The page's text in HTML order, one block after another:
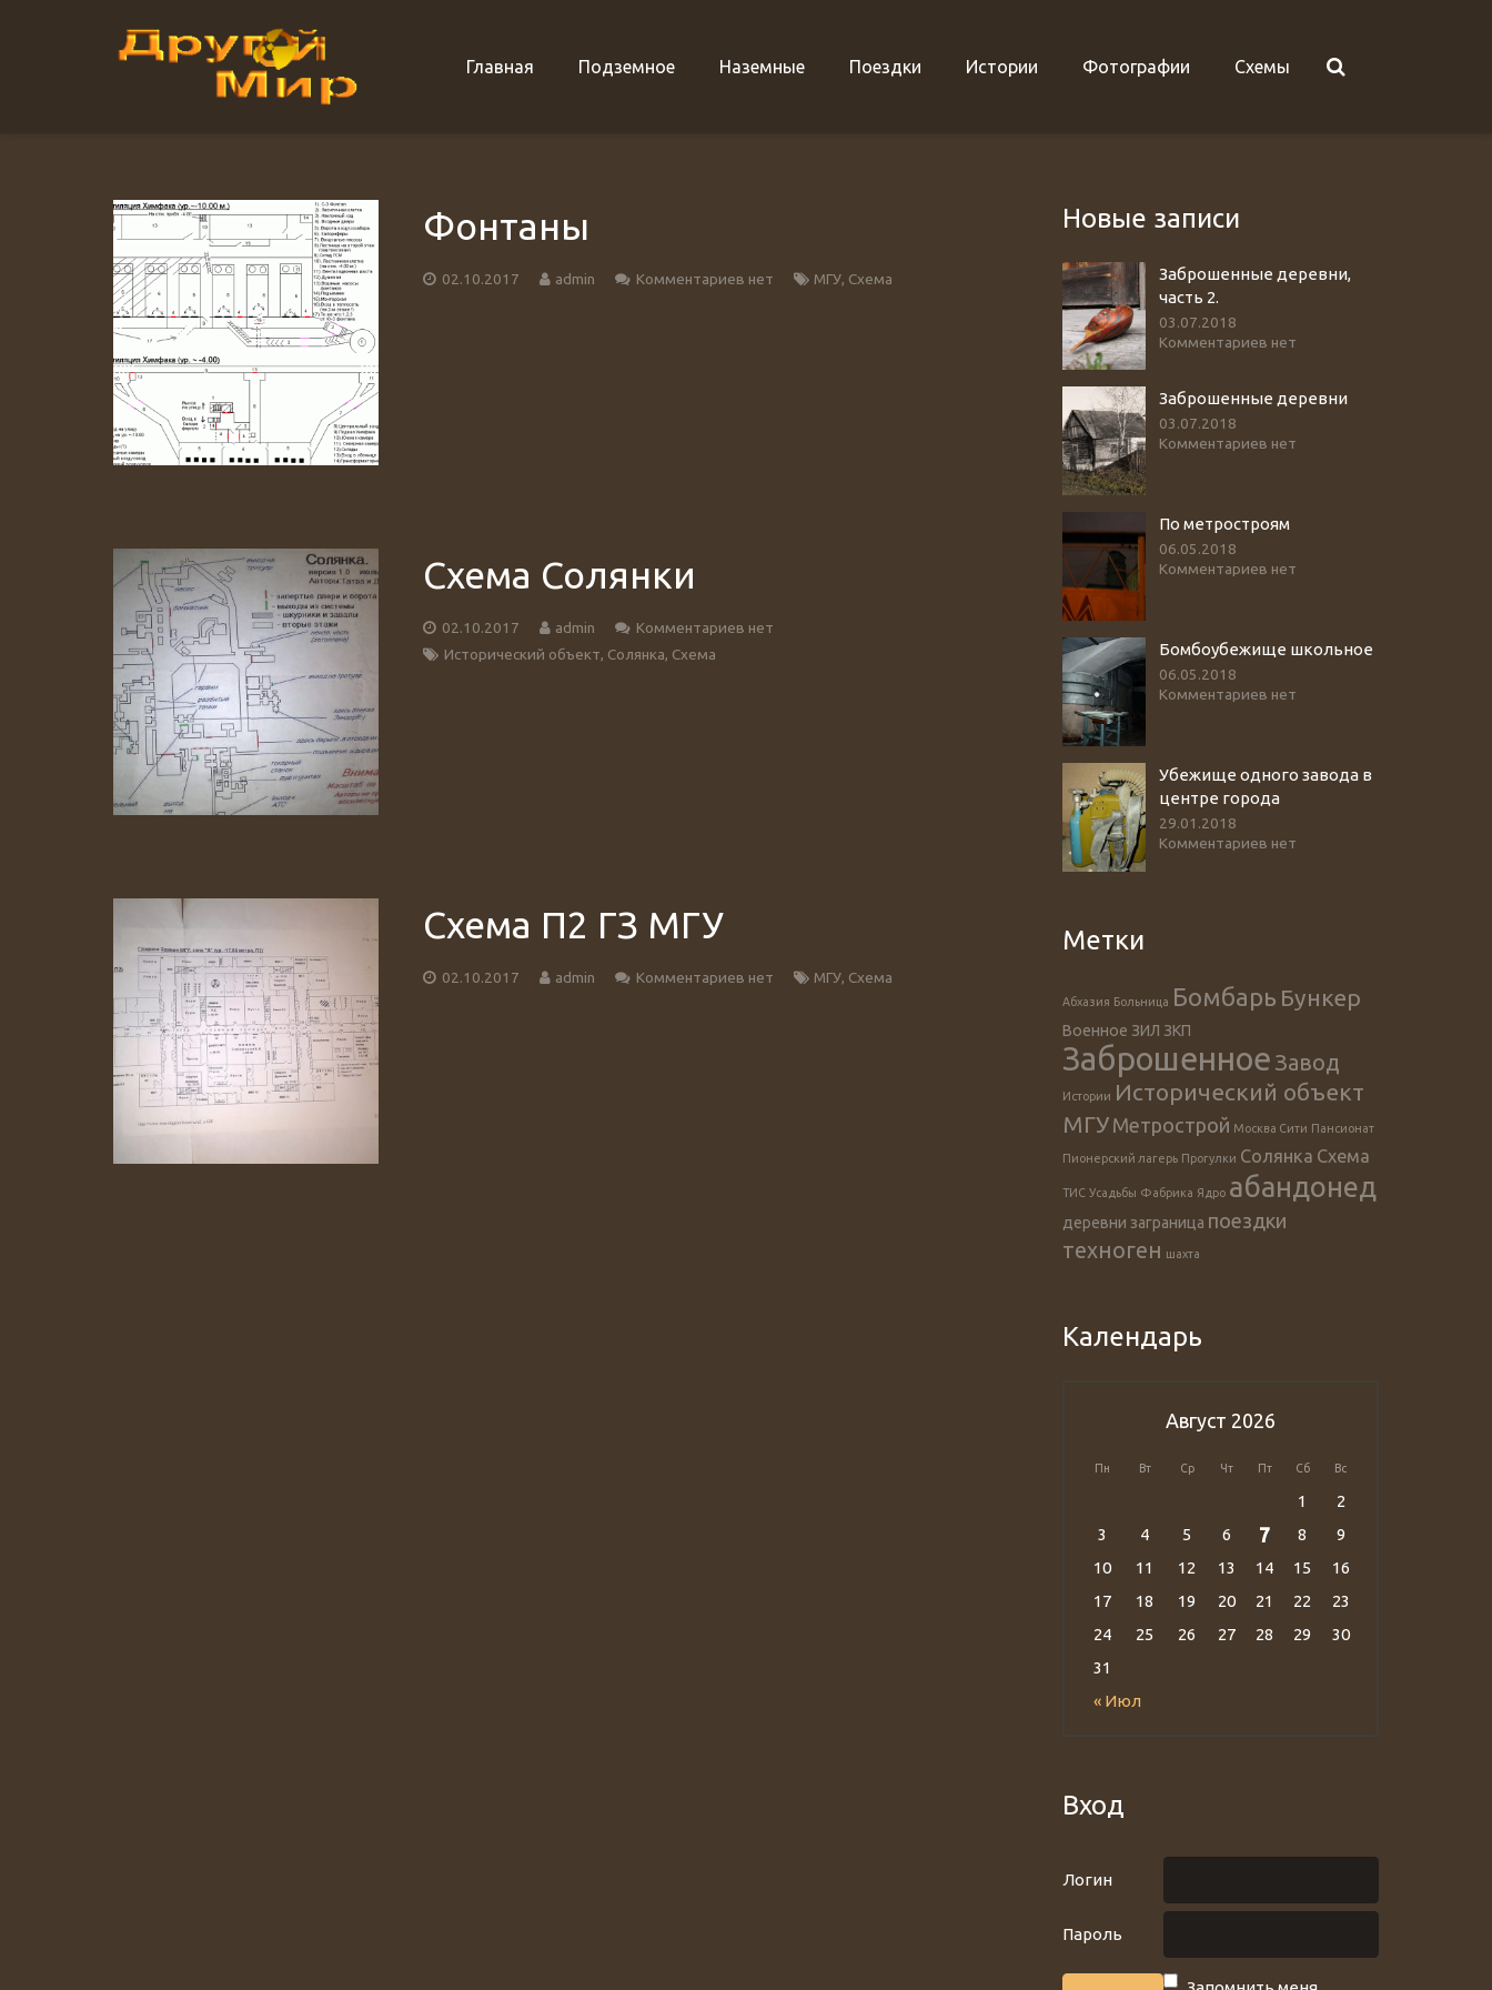
Главная Подземное Наземные Поездки Истории Фотографии Схемы
Фонтаны
02.10.2017 admin Комментариев нет МГУ, Схема
Схема Солянки
02.10.2017 admin
Комментариев нет
Исторический объект, Солянка, Схема
Схема П2 ГЗ МГУ
02.10.2017 admin Комментариев нет МГУ, Схема
Новые записи
Заброшенные деревни,
часть 2.
03.07.2018
Комментариев нет
Заброшенные деревни
03.07.2018
Комментариев нет
По метростроям
06.05.2018
Комментариев нет
Бомбоубежище школьное
06.05.2018
Комментариев нет
Убежище одного завода в
центре города
29.01.2018
Комментариев нет
Метки
Абхазия Больница Бомбарь Бункер
Военное ЗИЛ ЗКП
Заброшенное Завод
Истории Исторический объект
МГУ Метрострой Москва Сити Пансионат
Пионерский лагерь Прогулки Солянка Схема
ТИС Усадьбы Фабрика Ядро абандонед
деревни заграница поездки
техноген шахта
Календарь
Август 2026
Пн Вт Ср Чт Пт Сб Вс
« Июл
1
2
3
4 5 6 7 8
9
10
11 12 13 14 15
16
17
18 19 20 21 22
23
24
25 26 27 28 29
30
31
Вход
Логин
Пароль